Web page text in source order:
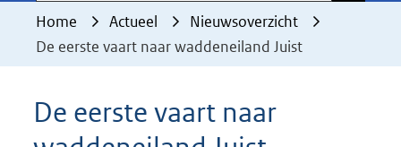
geweigerd.
Home Actueel
Nieuwsoverzicht
De eerste vaart naar waddeneiland Juist
De eerste vaart naar